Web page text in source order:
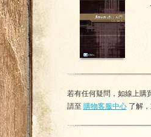
若有任何疑問，如線上購
請至 購物客服中心了解，